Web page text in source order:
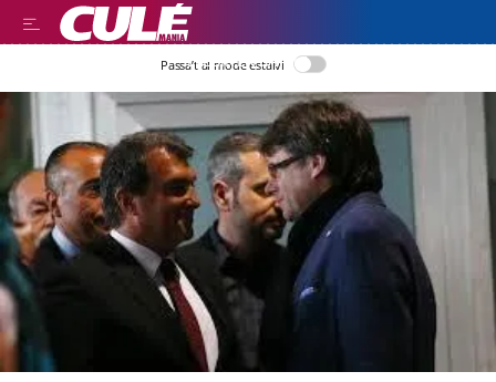
LLEGIR EN CATALÀ
Passa’t al mode estalvi